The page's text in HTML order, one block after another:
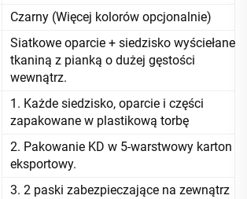
Czarny (Więcej kolorów opcjonalnie)
Siatkowe oparcie + siedzisko wyściełane
tkaniną z pianką o dużej gęstości
wewnątrz.
1. Każde siedzisko, oparcie i części
zapakowane w plastikową torbę
2. Pakowanie KD w 5-warstwowy karton
eksportowy.
3. 2 paski zabezpieczające na zewnątrz